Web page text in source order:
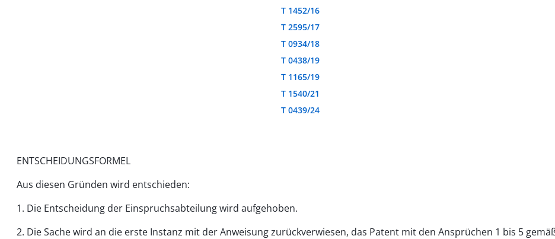
T 1452/16
T 2595/17
T 0934/18
T 0438/19
T 1165/19
T 1540/21
T 0439/24
ENTSCHEIDUNGSFORMEL
Aus diesen Gründen wird entschieden:
1. Die Entscheidung der Einspruchsabteilung wird aufgehoben.
2. Die Sache wird an die erste Instanz mit der Anweisung zurückverwiesen, das Patent mit den Ansprüchen 1 bis 5